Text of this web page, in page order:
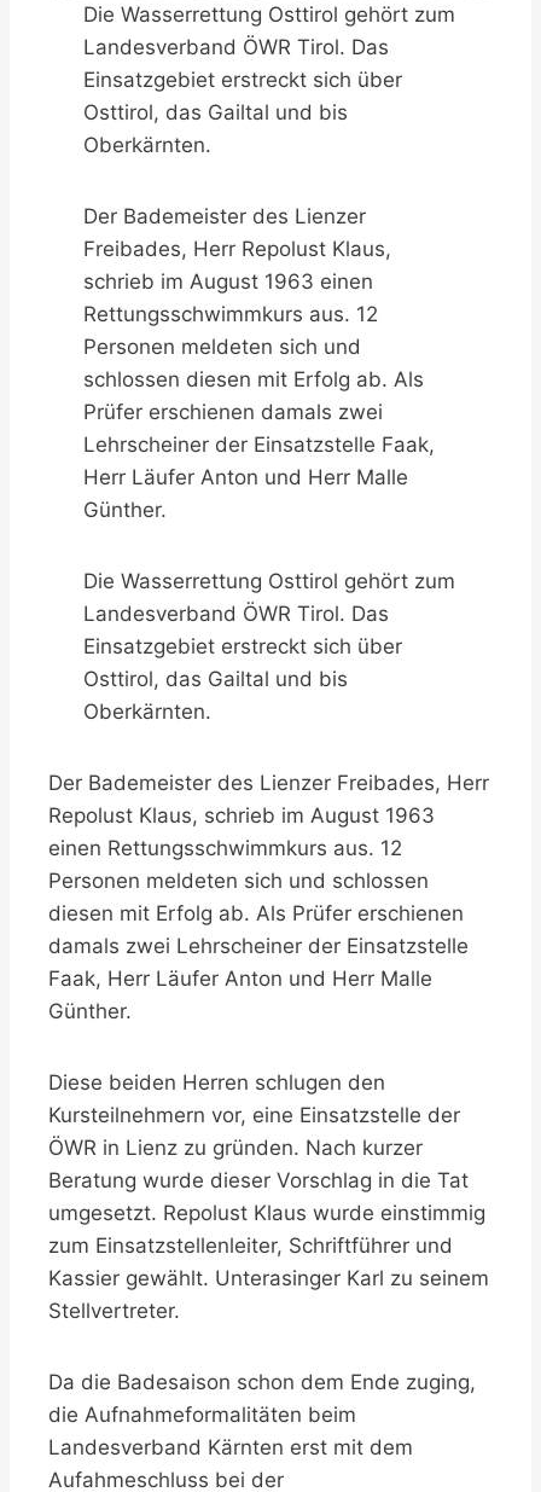
Die Wasserrettung Osttirol gehört zum
Landesverband ÖWR Tirol. Das
Einsatzgebiet erstreckt sich über
Osttirol, das Gailtal und bis
Oberkärnten.
Der Bademeister des Lienzer
Freibades, Herr Repolust Klaus,
schrieb im August 1963 einen
Rettungsschwimmkurs aus. 12
Personen meldeten sich und
schlossen diesen mit Erfolg ab. Als
Prüfer erschienen damals zwei
Lehrscheiner der Einsatzstelle Faak,
Herr Läufer Anton und Herr Malle
Günther.
Die Wasserrettung Osttirol gehört zum
Landesverband ÖWR Tirol. Das
Einsatzgebiet erstreckt sich über
Osttirol, das Gailtal und bis
Oberkärnten.
Der Bademeister des Lienzer Freibades, Herr
Repolust Klaus, schrieb im August 1963
einen Rettungsschwimmkurs aus. 12
Personen meldeten sich und schlossen
diesen mit Erfolg ab. Als Prüfer erschienen
damals zwei Lehrscheiner der Einsatzstelle
Faak, Herr Läufer Anton und Herr Malle
Günther.
Diese beiden Herren schlugen den
Kursteilnehmern vor, eine Einsatzstelle der
ÖWR in Lienz zu gründen. Nach kurzer
Beratung wurde dieser Vorschlag in die Tat
umgesetzt. Repolust Klaus wurde einstimmig
zum Einsatzstellenleiter, Schriftführer und
Kassier gewählt. Unterasinger Karl zu seinem
Stellvertreter.
Da die Badesaison schon dem Ende zuging,
die Aufnahmeformalitäten beim
Landesverband Kärnten erst mit dem
Aufahmeschluss bei der